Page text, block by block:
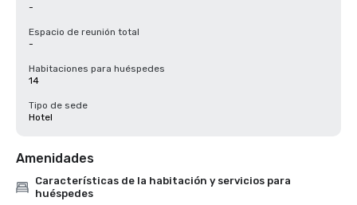
-
Espacio de reunión total
-
Habitaciones para huéspedes
14
Tipo de sede
Hotel
Amenidades
Características de la habitación y servicios para
huéspedes